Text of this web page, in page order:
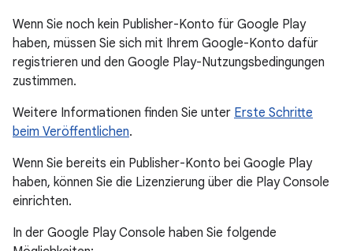
Wenn Sie noch kein Publisher-Konto für Google Play
haben, müssen Sie sich mit Ihrem Google-Konto dafür
registrieren und den Google Play-Nutzungsbedingungen
zustimmen.
Weitere Informationen finden Sie unter Erste Schritte
beim Veröffentlichen.
Wenn Sie bereits ein Publisher-Konto bei Google Play
haben, können Sie die Lizenzierung über die Play Console
einrichten.
In der Google Play Console haben Sie folgende